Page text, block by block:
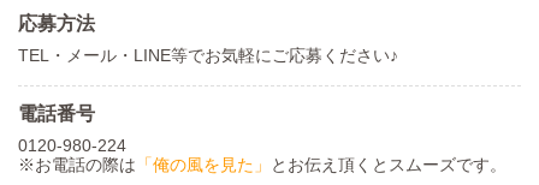
応募方法
TEL・メール・LINE等でお気軽にご応募ください♪
電話番号
0120-980-224
※お電話の際は 「俺の風を見た」 とお伝え頂くとスムーズです。